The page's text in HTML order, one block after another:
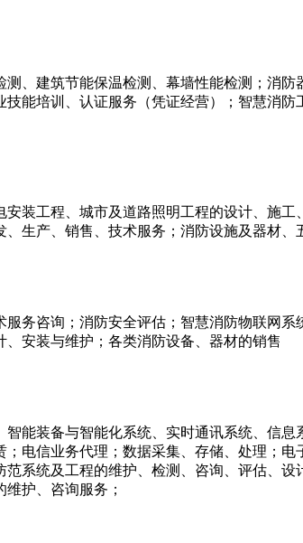
、建筑节能保温检测、幕墙性能检测；消防
能培训、认证服务（凭证经营）；智慧消防
装工程、城市及道路照明工程的设计、施
生产、销售、技术服务；消防设施及器材、
务咨询；消防安全评估；智慧消防物联网
安装与维护；各类消防设备、器材的销售
能装备与智能化系统、实时通讯系统、信
电信业务代理；数据采集、存储、处理；
系统及工程的维护、检测、咨询、评估、设
护、咨询服务；